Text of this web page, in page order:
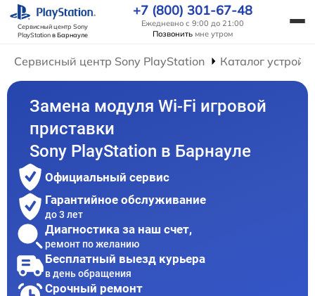
Сервисный центр Sony
PlayStationв Барнауле
+7 (800) 301-67-48
Ежедневно с 9:00 до 21:00
Позвонить мне утром
Сервисный центр Sony PlayStation Каталог
Замена модуля Wi-Fi игровой
приставки
Sony PlayStation в Барнауле
Официальный сервис
Гарантийное обслуживание
до 3 лет
Диагностика за наш счет,
ремонт по желанию
Бесплатный выезд курьера
в день обращения
Срочный ремонт